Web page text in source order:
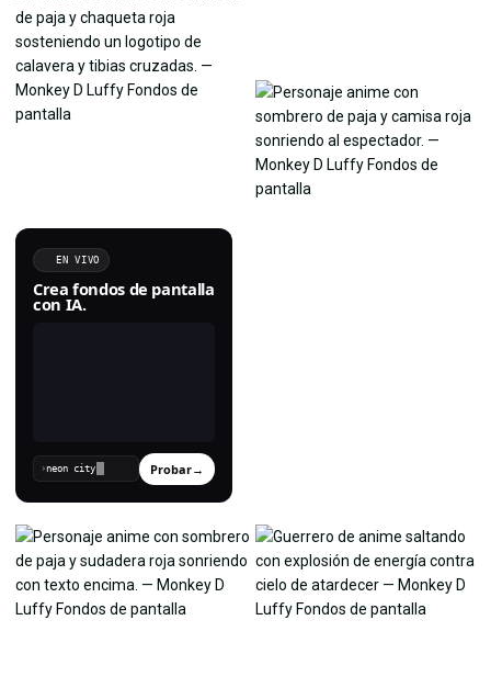
EN VIVO
Crea fondos de pantalla
con IA.
› Probar →